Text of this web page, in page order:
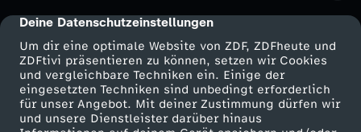
cmp-dialog-description
Deine Datenschutzeinstellungen
Um dir eine optimale Website von ZDF, ZDFheute und
ZDFtivi präsentieren zu können, setzen wir Cookies
und vergleichbare Techniken ein. Einige der
eingesetzten Techniken sind unbedingt erforderlich
für unser Angebot. Mit deiner Zustimmung dürfen wir
und unsere Dienstleister darüber hinaus
ü
s
s
Mehr ZDF Service